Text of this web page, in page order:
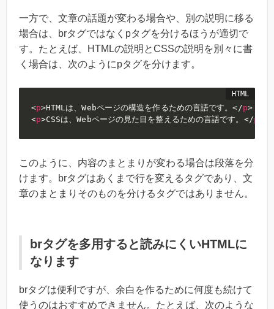
一方で、文章の話題が変わる場合や、別の説明に移る
場合は、brタグではなくpタグを分けるほうが適切で
す。たとえば、HTMLの説明とCSSの説明を別々に書
く場合は、次のようにpタグを分けます。
<p>HTMLは、Webページの構造を作るための言語です。</p>
<p>CSSは、Webページの見た目を整えるための言語です。 </p
このように、内容のまとまりが変わる場合は段落を分
けます。brタグはあくまで行を変えるタグであり、文
章のまとまりそのものを分けるタグではありません。
brタグを多用すると読みにくいHTMLに
なります
brタグは便利ですが、余白を作るために何度も続けて
使うのはおすすめできません。たとえば、次のような